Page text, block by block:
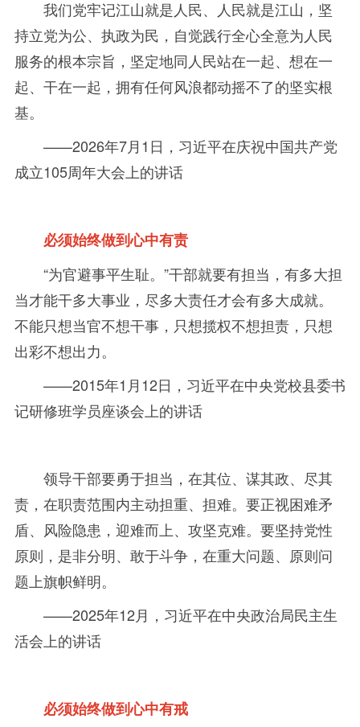
我们党牢记江山就是人民、人民就是江山，坚
持立党为公、执政为民，自觉践行全心全意为人民
服务的根本宗旨，坚定地同人民站在一起、想在一
起、干在一起，拥有任何风浪都动摇不了的坚实根
基。
——2026年7月1日，习近平在庆祝中国共产党
成立105周年大会上的讲话
必须始终做到心中有责
“为官避事平生耻。 ”干部就要有担当，有多大担
当才能干多大事业，尽多大责任才会有多大成就。
不能只想当官不想干事，只想揽权不想担责，只想
出彩不想出力。
——2015年1月12日，习近平在中央党校县委书
记研修班学员座谈会上的讲话
领导干部要勇于担当，在其位、谋其政、尽其
责，在职责范围内主动担重、担难。要正视困难矛
盾、风险隐患，迎难而上、攻坚克难。要坚持党性
原则，是非分明、敢于斗争，在重大问题、原则问
题上旗帜鲜明。
——2025年12月，习近平在中央政治局民主生
活会上的讲话
必须始终做到心中有戒